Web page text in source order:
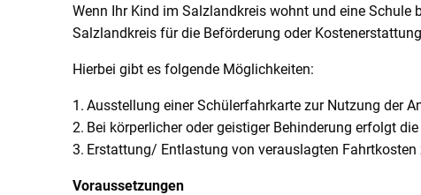
Wenn Ihr Kind im Salzlandkreis wohnt und eine
Salzlandkreis für die Beförderung oder
Hierbei gibt es folgende Möglichkeiten:
Ausstellung einer Schülerfahrkarte zur Nutzung der
Bei körperlicher oder geistiger Behinderung erfolgt
Erstattung/ Entlastung von verauslagten
Voraussetzungen